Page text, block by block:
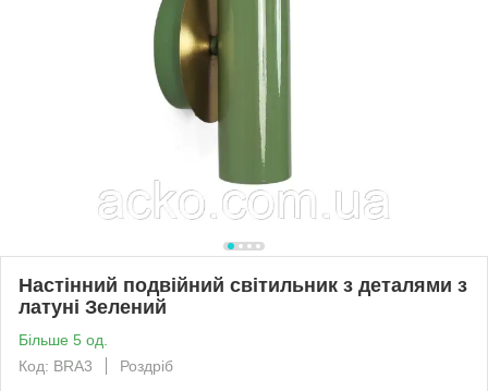
Настінний подвійний світильник з деталями з
латуні Зелений
Більше 5 од.
Код: BRA3
Роздріб